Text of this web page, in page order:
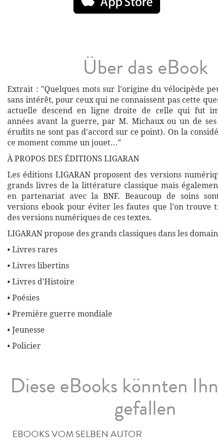
Über das eBook
Extrait : "Quelques mots sur l'origine du vélocipède
sans intérêt, pour ceux qui ne connaissent pas cette
actuelle descend en ligne droite de celle qui fut
années avant la guerre, par M. Michaux ou un de
érudits ne sont pas d'accord sur ce point). On la
ce moment comme un jouet..."
À PROPOS DES ÉDITIONS LIGARAN
Les éditions LIGARAN proposent des versions
grands livres de la littérature classique mais
en partenariat avec la BNF. Beaucoup de soins
versions ebook pour éviter les fautes que l'on trouve
des versions numériques de ces textes.
LIGARAN propose des grands classiques dans les
• Livres rares
• Livres libertins
• Livres d'Histoire
• Poésies
• Première guerre mondiale
• Jeunesse
• Policier
Diese eBooks könnten
gefallen
EBOOKS VOM SELBEN AUTOR